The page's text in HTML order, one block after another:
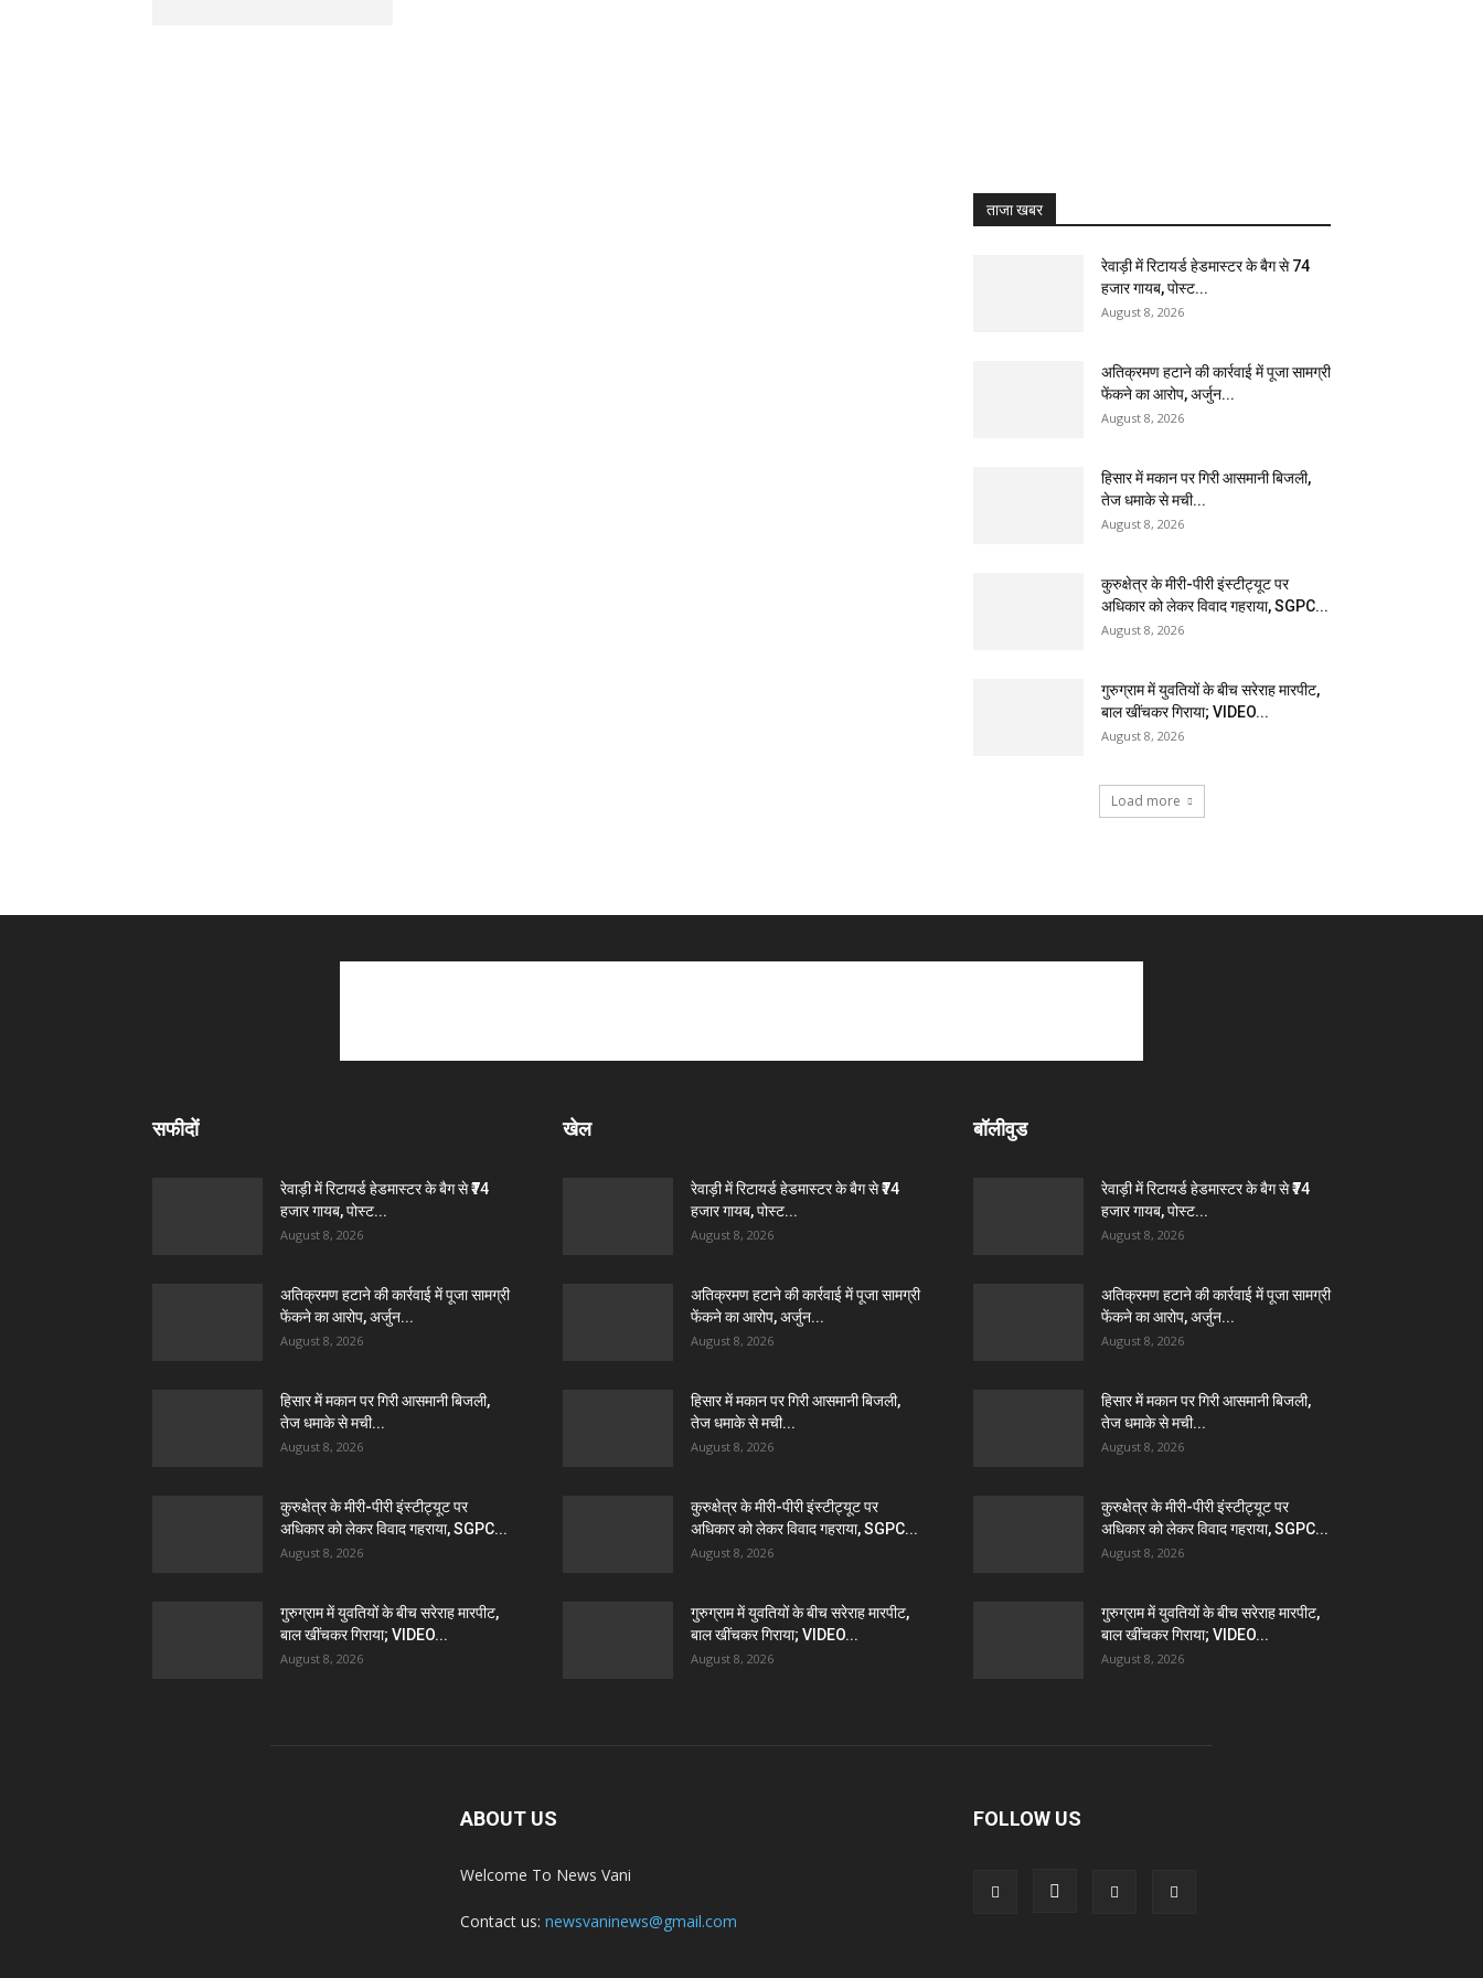
ताजा खबर
रेवाड़ी में रिटायर्ड हेडमास्टर के बैग से ₹74
हजार गायब, पोस्ट...
August 8, 2026
अतिक्रमण हटाने की कार्रवाई में पूजा सामग्री
फेंकने का आरोप, अर्जुन...
August 8, 2026
हिसार में मकान पर गिरी आसमानी बिजली,
तेज धमाके से मची...
August 8, 2026
कुरुक्षेत्र के मीरी-पीरी इंस्टीट्यूट पर
अधिकार को लेकर विवाद गहराया, SGPC...
August 8, 2026
गुरुग्राम में युवतियों के बीच सरेराह मारपीट,
बाल खींचकर गिराया; VIDEO...
August 8, 2026
Load more
सफीदों
रेवाड़ी में रिटायर्ड हेडमास्टर के बैग से ₹74
हजार गायब, पोस्ट...
August 8, 2026
अतिक्रमण हटाने की कार्रवाई में पूजा सामग्री
फेंकने का आरोप, अर्जुन...
August 8, 2026
हिसार में मकान पर गिरी आसमानी बिजली,
तेज धमाके से मची...
August 8, 2026
कुरुक्षेत्र के मीरी-पीरी इंस्टीट्यूट पर
अधिकार को लेकर विवाद गहराया, SGPC...
August 8, 2026
गुरुग्राम में युवतियों के बीच सरेराह मारपीट,
बाल खींचकर गिराया; VIDEO...
August 8, 2026
खेल
रेवाड़ी में रिटायर्ड हेडमास्टर के बैग से ₹74
हजार गायब, पोस्ट...
August 8, 2026
अतिक्रमण हटाने की कार्रवाई में पूजा सामग्री
फेंकने का आरोप, अर्जुन...
August 8, 2026
हिसार में मकान पर गिरी आसमानी बिजली,
तेज धमाके से मची...
August 8, 2026
कुरुक्षेत्र के मीरी-पीरी इंस्टीट्यूट पर
अधिकार को लेकर विवाद गहराया, SGPC...
August 8, 2026
गुरुग्राम में युवतियों के बीच सरेराह मारपीट,
बाल खींचकर गिराया; VIDEO...
August 8, 2026
बॉलीवुड
रेवाड़ी में रिटायर्ड हेडमास्टर के बैग से ₹74
हजार गायब, पोस्ट...
August 8, 2026
अतिक्रमण हटाने की कार्रवाई में पूजा सामग्री
फेंकने का आरोप, अर्जुन...
August 8, 2026
हिसार में मकान पर गिरी आसमानी बिजली,
तेज धमाके से मची...
August 8, 2026
कुरुक्षेत्र के मीरी-पीरी इंस्टीट्यूट पर
अधिकार को लेकर विवाद गहराया, SGPC...
August 8, 2026
गुरुग्राम में युवतियों के बीच सरेराह मारपीट,
बाल खींचकर गिराया; VIDEO...
August 8, 2026
ABOUT US
Welcome To News Vani
Contact us: newsvaninews@gmail.com
FOLLOW US